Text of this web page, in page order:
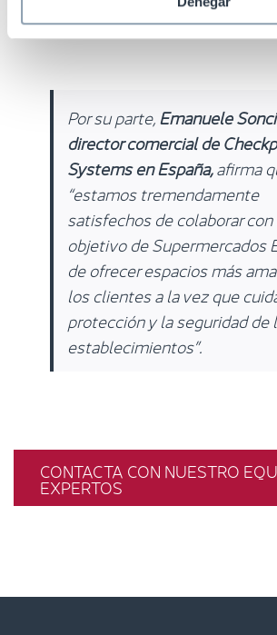
Por su parte,Emanuele
director comercial de
Systems en España,afirma
“estamos tremendamente
satisfechos de colaborar
objetivo de Supermercados
de ofrecer espacios más
los clientes a la vez que
protección y la seguridad de
establecimientos”.
CONTACTA CON NUESTRO
EXPERTOS